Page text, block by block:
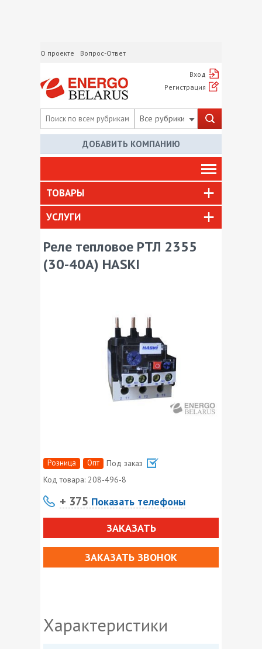
О проекте Вопрос-Ответ
Вход
Регистрация
Все рубрики
ДОБАВИТЬ КОМПАНИЮ
ТОВАРЫ
УСЛУГИ
Реле тепловое РТЛ 2355
(30-40А) HASKI
Розница Опт
Под заказ
Код товара: 208-496-8
+ 375 Показать телефоны
ЗАКАЗАТЬ
ЗАКАЗАТЬ ЗВОНОК
Характеристики